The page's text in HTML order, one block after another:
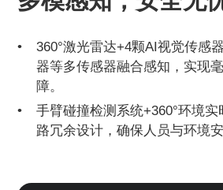
360°激光雷达+4颗AI视觉传感
器等多传感器融合感知，实现
障。
手臂碰撞检测系统+360°环境
路冗余设计，确保人员与环境安